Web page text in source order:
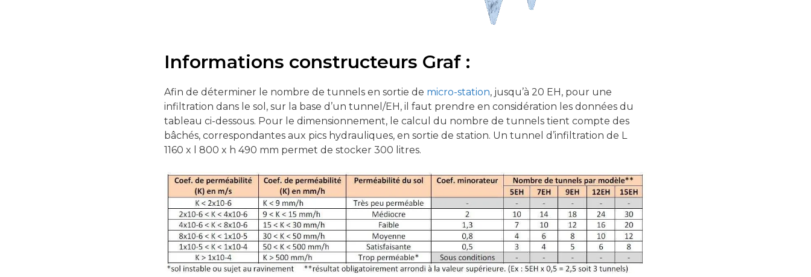
Informations constructeurs Graf :
Afin de déterminer le nombre de tunnels en sortie de micro-station, jusqu’à 20 EH, pour une
infiltration dans le sol, sur la base d’un tunnel/EH, il faut prendre en considération les données du
tableau ci-dessous. Pour le dimensionnement, le calcul du nombre de tunnels tient compte des
bâchés, correspondantes aux pics hydrauliques, en sortie de station. Un tunnel d’infiltration de L
1160 x l 800 x h 490 mm permet de stocker 300 litres.